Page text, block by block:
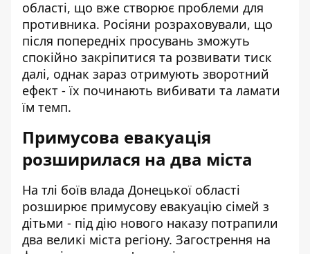
області, що вже створює проблеми для
противника. Росіяни розраховували, що
після попередніх просувань зможуть
спокійно закріпитися та розвивати тиск
далі, однак зараз отримують зворотний
ефект - їх починають вибивати та ламати
їм темп.
Примусова евакуація
розширилася на два міста
На тлі боїв влада Донецької області
розширює примусову евакуацію сімей з
дітьми - під дію нового наказу потрапили
два великі міста регіону. Загострення на